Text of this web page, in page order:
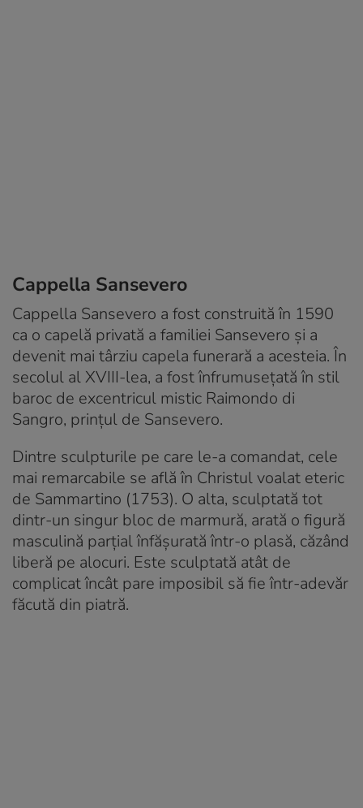
Cappella Sansevero
Cappella Sansevero a fost construită în 1590
ca o capelă privată a familiei Sansevero și a
devenit mai târziu capela funerară a acesteia. În
secolul al XVIII-lea, a fost înfrumusețată în stil
baroc de excentricul mistic Raimondo di
Sangro, prințul de Sansevero.
Dintre sculpturile pe care le-a comandat, cele
mai remarcabile se află în Christul voalat eteric
de Sammartino (1753). O alta, sculptată tot
dintr-un singur bloc de marmură, arată o figură
masculină parțial înfășurată într-o plasă, căzând
liberă pe alocuri. Este sculptată atât de
complicat încât pare imposibil să fie într-adevăr
făcută din piatră.